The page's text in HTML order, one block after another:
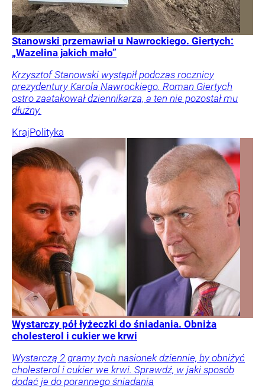
Stanowski przemawiał u Nawrockiego. Giertych:
„Wazelina jakich mało”
Krzysztof Stanowski wystąpił podczas rocznicy
prezydentury Karola Nawrockiego. Roman Giertych
ostro zaatakował dziennikarza, a ten nie pozostał mu
dłużny.
KrajPolityka
Wystarczy pół łyżeczki do śniadania. Obniża
cholesterol i cukier we krwi
Wystarczą 2 gramy tych nasionek dziennie, by obniżyć
cholesterol i cukier we krwi. Sprawdź, w jaki sposób
dodać je do porannego śniadania